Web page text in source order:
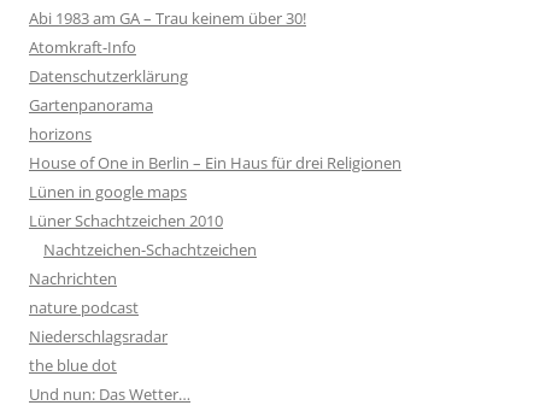
Abi 1983 am GA – Trau keinem über 30!
Atomkraft-Info
Datenschutzerklärung
Gartenpanorama
horizons
House of One in Berlin – Ein Haus für drei Religionen
Lünen in google maps
Lüner Schachtzeichen 2010
Nachtzeichen-Schachtzeichen
Nachrichten
nature podcast
Niederschlagsradar
the blue dot
Und nun: Das Wetter…